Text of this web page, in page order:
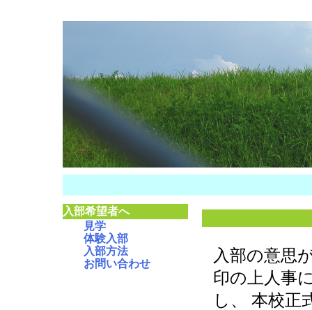
入部希望者へ
見学
体験入部
入部方法
お問い合わせ
入部の意思
印の上人事
し、 本校正